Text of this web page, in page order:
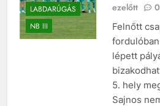
LABDARÚGÁS
NB III
ezelőtt
0
Felnőtt
lépett
5. hely
Sajnos